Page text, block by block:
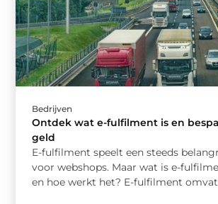
Bedrijven
Ontdek wat e-fulfilment is en
geld
E-fulfilment speelt een steeds
voor webshops. Maar wat is e-
en hoe werkt het? E-fulfilment omvat